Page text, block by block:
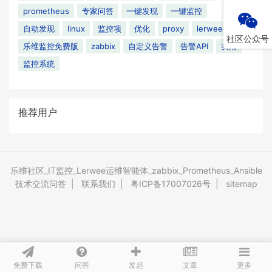
免费下载 问答 发起 文章 更多
社区公众号
prometheus 专家问答 一键发现
一键监控
自动发现
linux 监控项 优化 proxy
lerweeclaw
乐维监控免费版
zabbix 自定义告警 告警API
实用
监控系统
推荐用户
乐维社区_IT监控_Lerwee运维智能体_zabbix_Prometheus_Ansible
技术交流问答
联系我们 粤ICP备17007026号 sitemap